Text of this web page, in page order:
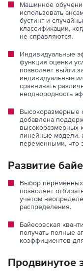
Машинное
использовать
бустинг и
классификации,
не справляются.
Индивидуальные
функция оценки
позволяет выйти
индивидуальные
сравнивать
неоднородность
Высокоразмерные
добавлена
высокоразмерных
линейные модели,
переменными, что
Развитие
Выбор
позволяет
учетом
распределения.
Байесовская
получать полные
коэффициентов
Продвинутое